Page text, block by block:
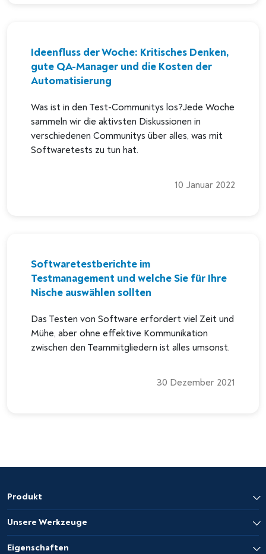
Ideenfluss der Woche: Kritisches Denken,
gute QA-Manager und die Kosten der
Automatisierung
Was ist in den Test-Communitys los?Jede Woche
sammeln wir die aktivsten Diskussionen in
verschiedenen Communitys über alles, was mit
Softwaretests zu tun hat.
10 Januar 2022
Softwaretestberichte im
Testmanagement und welche Sie für Ihre
Nische auswählen sollten
Das Testen von Software erfordert viel Zeit und
Mühe, aber ohne effektive Kommunikation
zwischen den Teammitgliedern ist alles umsonst.
30 Dezember 2021
Produkt
Unsere Werkzeuge
Eigenschaften